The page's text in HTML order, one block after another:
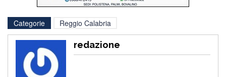
Categorie Reggio Calabria
redazione